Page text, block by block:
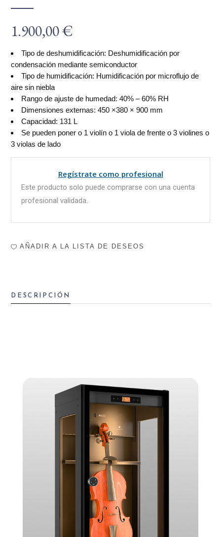
1.900,00€
Tipo de deshumidificación: Deshumidificación por
condensación mediante semiconductor
Tipo de humidificación: Humidificación por microflujo de
aire sin niebla
Rango de ajuste de humedad: 40% – 60% RH
Dimensiones externas: 450 ×380 × 900 mm
Capacidad: 131 L
Se pueden poner o 1 violín o 1 viola de frente o 3 violines o
3 violas de lado
Este producto solo puede comprarse con una cuenta
profesional validada.
Regístrate como profesional
AÑADIR A LA LISTA DE DESEOS
DESCRIPCIÓN